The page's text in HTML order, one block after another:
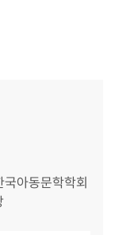
아동문학학회